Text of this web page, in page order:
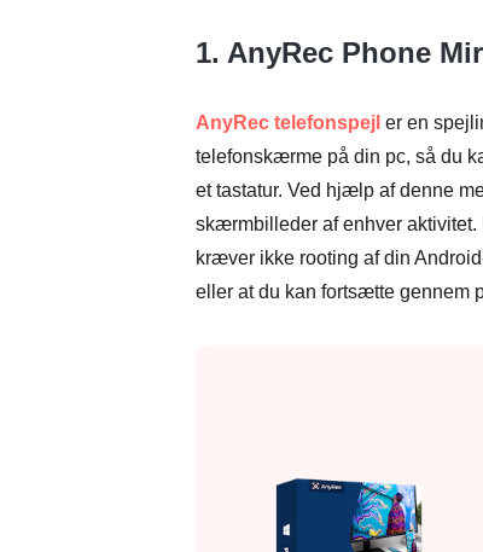
1. AnyRec Phone
AnyRec telefonspejl er en
telefonskærme på din pc, så du
et tastatur. Ved hjælp af denne
skærmbilleder af enhver
kræver ikke rooting af din
eller at du kan fortsætte gennem